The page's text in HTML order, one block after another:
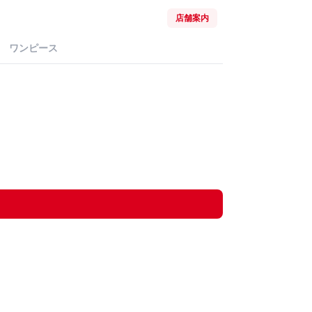
店舗案内
ワンピース